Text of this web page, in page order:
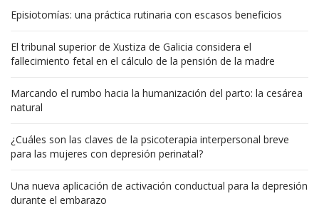
Episiotomías: una práctica rutinaria con escasos beneficios
El tribunal superior de Xustiza de Galicia considera el
fallecimiento fetal en el cálculo de la pensión de la madre
Marcando el rumbo hacia la humanización del parto: la cesárea
natural
¿Cuáles son las claves de la psicoterapia interpersonal breve
para las mujeres con depresión perinatal?
Una nueva aplicación de activación conductual para la depresión
durante el embarazo